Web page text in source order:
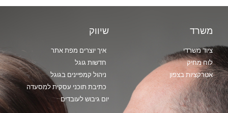
משרד
ציוד משרדי
לוח מחיק
אטרקציות בצפון
שיווק
איך יוצרים מפת אתר
חדשות גוגל
ניהול קמפיינים בגוגל
כתיבת תוכני עסקית למסעדה
יום גיבוש לעובדים